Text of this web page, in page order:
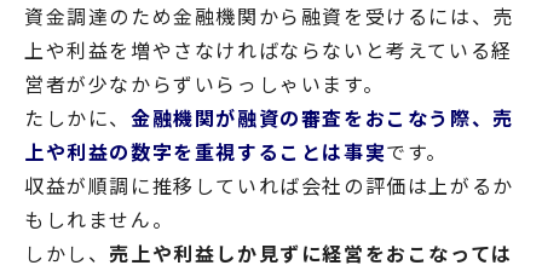
資金調達のため金融機関から融資を受けるには、売
上や利益を増やさなければならないと考えている経
営者が少なからずいらっしゃいます。
たしかに、 金融機関が融資の審査をおこなう際、売
上や利益の数字を重視することは事実です。
収益が順調に推移していれば会社の評価は上がるか
もしれません。
しかし、売上や利益しか見ずに経営をおこなっては